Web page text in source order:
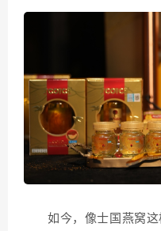
如今，像士国燕窝